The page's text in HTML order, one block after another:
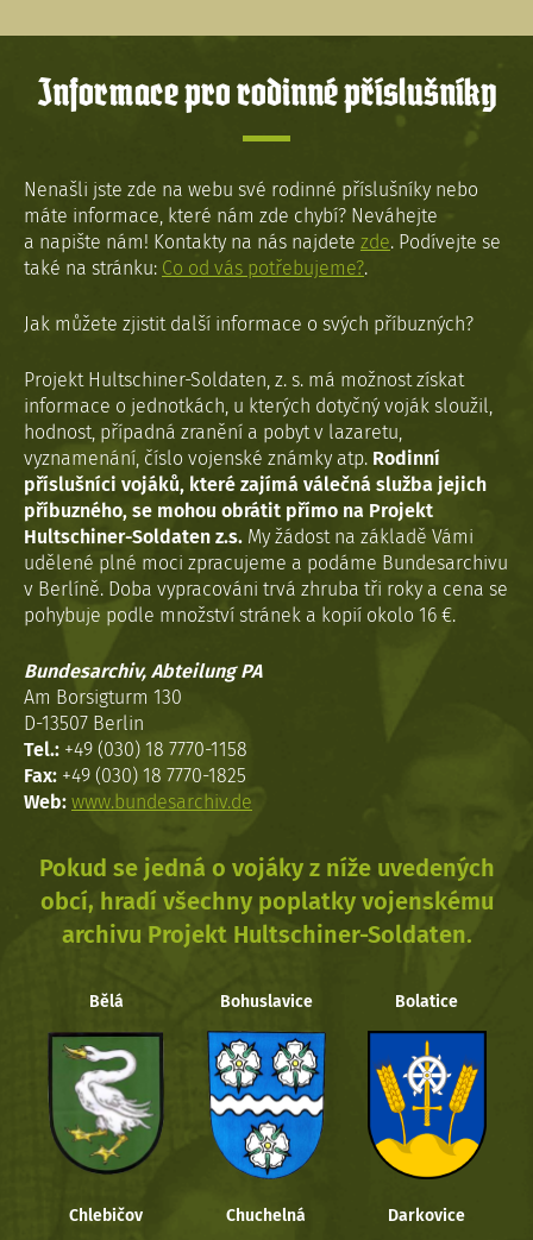
Informace pro rodinné příslušníky
Nenašli jste zde na webu své rodinné příslušníky nebo
máte informace, které nám zde chybí? Neváhejte
a napište nám! Kontakty na nás najdete zde. Podívejte se
také na stránku: Co od vás potřebujeme?.
Jak můžete zjistit další informace o svých příbuzných?
Projekt Hultschiner-Soldaten, z. s. má možnost získat
informace o jednotkách, u kterých dotyčný voják sloužil,
hodnost, případná zranění a pobyt v lazaretu,
vyznamenání, číslo vojenské známky atp. Rodinní
příslušníci vojáků, které zajímá válečná služba jejich
příbuzného, se mohou obrátit přímo na Projekt
Hultschiner-Soldaten z.s. My žádost na základě Vámi
udělené plné moci zpracujeme a podáme Bundesarchivu
v Berlíně. Doba vypracováni trvá zhruba tři roky a cena se
pohybuje podle množství stránek a kopií okolo 16 €.
Bundesarchiv, Abteilung PA
Am Borsigturm 130
D-13507 Berlin
Tel.: +49 (030) 18 7770-1158
Fax: +49 (030) 18 7770-1825
Web: www.bundesarchiv.de
Pokud se jedná o vojáky z níže uvedených
obcí, hradí všechny poplatky vojenskému
archivu Projekt Hultschiner-Soldaten.
Bělá Bohuslavice Bolatice
Chlebičov Chuchelná Darkovice